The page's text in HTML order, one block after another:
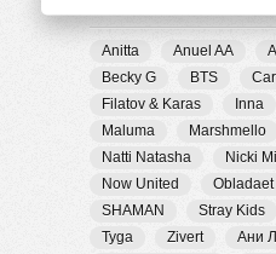
Anitta Anuel AA
Becky G
BTS
Filatov & Karas
Inna
Maluma
Marshmello
Natti Natasha
Nicki
Now United
Obladaet
SHAMAN
Stray Kids
Tyga
Zivert
Ани